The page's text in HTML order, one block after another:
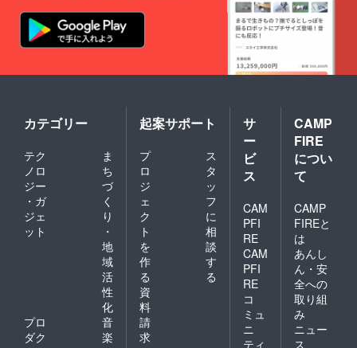
カテゴリー
テク
ノロ
ジー
・ガ
ジェ
ット
ま
ち
づ
く
り
・
地
域
活
性
化
プロ
ダク
音
楽
起案サポート
プ
ロ
ジ
ェ
ク
ト
を
作
る
ス
タ
ッ
フ
に
相
談
す
る
資
料
請
求
サ
ー
ビ
ス
CAM
PFI
RE
CAM
PFI
RE
コ
ミュ
ニ
ティ
CAMP
FIRE
につい
て
CAMP
FIREと
は
あんし
ん・安
全への
取り組
み
ニュー
ス